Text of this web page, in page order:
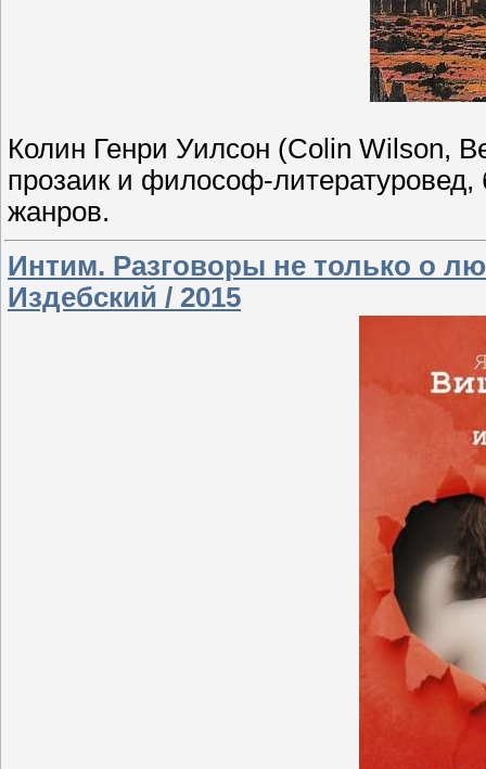
Колин Генри Уилсон (Colin Wilson,
прозаик и философ-
жанров.
Интим. Разговоры не только о
Издебский / 2015